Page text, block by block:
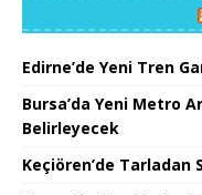
Edirne’de Yeni Tren
Bursa’da Yeni Metro
Belirleyecek
Keçiören’de Tarladan